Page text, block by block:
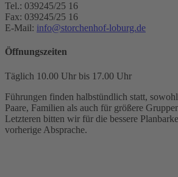
Tel.: 039245/25 16
Fax: 039245/25 16
E-Mail: info@storchenhof-loburg.de
Öffnungszeiten
Täglich 10.00 Uhr bis 17.00 Uhr
Führungen finden halbstündlich statt,
Paare, Familien als auch für größere
Letzteren bitten wir für die bessere
vorherige Absprache.